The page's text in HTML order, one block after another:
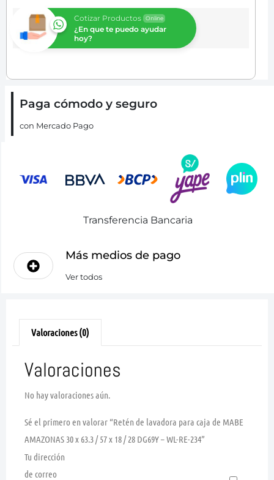
Cotizar Productos Online
¿En que te puedo ayudar
hoy?
Paga cómodo y seguro
con Mercado Pago
Transferencia Bancaria
Más medios de pago
Ver todos
Valoraciones (0)
Valoraciones
No hay valoraciones aún.
Sé el primero en valorar “Retén de lavadora para caja de MABE
AMAZONAS 30 x 63.3 / 57 x 18 / 28 DG69Y – WL-RE-234”
Tu dirección
de correo